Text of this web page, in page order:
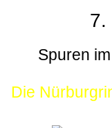
7.
Spuren
Die